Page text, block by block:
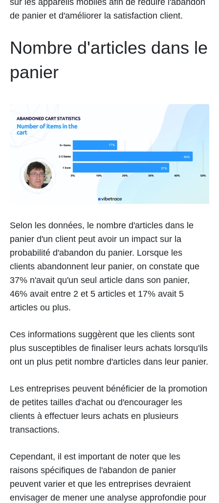
de panier et d'améliorer la satisfaction client.
Nombre d'articles dans le
panier
Selon les données, le nombre d'articles dans le
panier d'un client peut avoir un impact sur la
probabilité d'abandon du panier. Lorsque les
clients abandonnent leur panier, on constate que
37% n'avait qu'un seul article dans son panier,
46% avait entre 2 et 5 articles et 17% avait 5
articles ou plus.
Ces informations suggèrent que les clients sont
plus susceptibles de finaliser leurs achats lorsqu'ils
ont un plus petit nombre d'articles dans leur panier.
Les entreprises peuvent bénéficier de la promotion
de petites tailles d'achat ou d'encourager les
clients à effectuer leurs achats en plusieurs
transactions.
Cependant, il est important de noter que les
raisons spécifiques de l'abandon de panier
peuvent varier et que les entreprises devraient
envisager de mener une analyse approfondie pour